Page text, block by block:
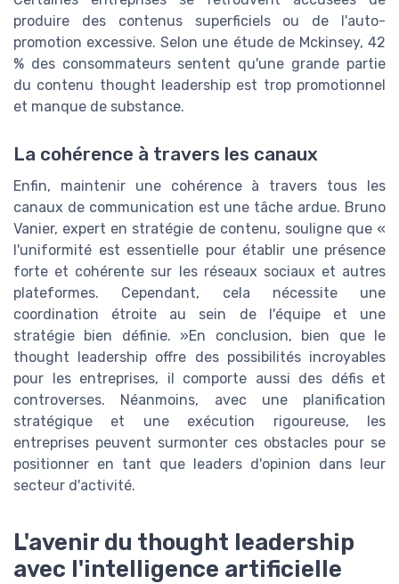
produire des contenus superficiels ou de l'auto-
promotion excessive. Selon une étude de Mckinsey, 42
% des consommateurs sentent qu'une grande partie
du contenu thought leadership est trop promotionnel
et manque de substance.
La cohérence à travers les canaux
Enfin, maintenir une cohérence à travers tous les
canaux de communication est une tâche ardue. Bruno
Vanier, expert en stratégie de contenu, souligne que «
l'uniformité est essentielle pour établir une présence
forte et cohérente sur les réseaux sociaux et autres
plateformes. Cependant, cela nécessite une
coordination étroite au sein de l'équipe et une
stratégie bien définie. »En conclusion, bien que le
thought leadership offre des possibilités incroyables
pour les entreprises, il comporte aussi des défis et
controverses. Néanmoins, avec une planification
stratégique et une exécution rigoureuse, les
entreprises peuvent surmonter ces obstacles pour se
positionner en tant que leaders d'opinion dans leur
secteur d'activité.
L'avenir du thought leadership
avec l'intelligence artificielle